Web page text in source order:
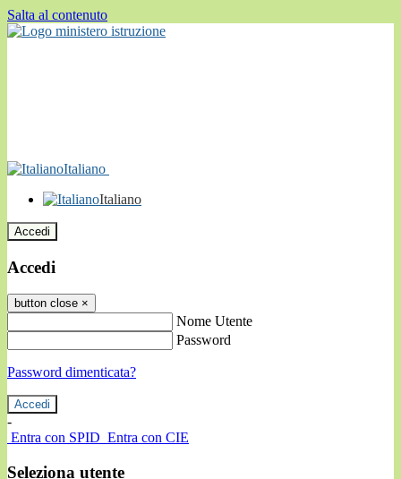
Salta al contenuto
Italiano
Italiano
Accedi
Accedi
button close ×
Nome Utente
Password
Password dimenticata?
-
Entra con SPID Entra con CIE
Seleziona utente